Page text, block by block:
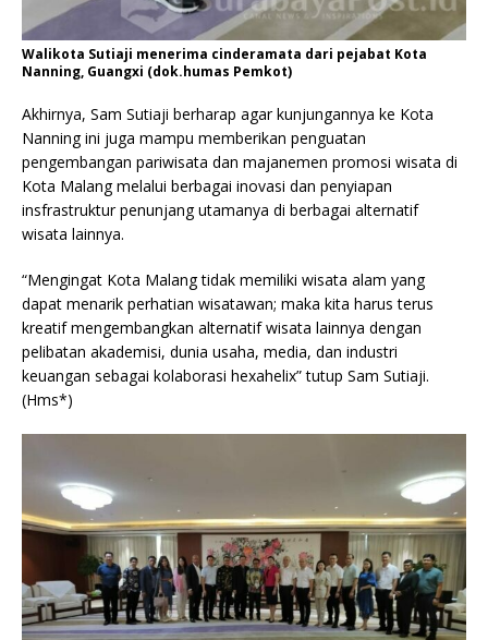
Walikota Sutiaji menerima cinderamata dari pejabat Kota
Nanning, Guangxi (dok.humas Pemkot)
Akhirnya, Sam Sutiaji berharap agar kunjungannya ke Kota
Nanning ini juga mampu memberikan penguatan
pengembangan pariwisata dan majanemen promosi wisata di
Kota Malang melalui berbagai inovasi dan penyiapan
insfrastruktur penunjang utamanya di berbagai alternatif
wisata lainnya.
“Mengingat Kota Malang tidak memiliki wisata alam yang
dapat menarik perhatian wisatawan; maka kita harus terus
kreatif mengembangkan alternatif wisata lainnya dengan
pelibatan akademisi, dunia usaha, media, dan industri
keuangan sebagai kolaborasi hexahelix” tutup Sam Sutiaji.
(Hms*)